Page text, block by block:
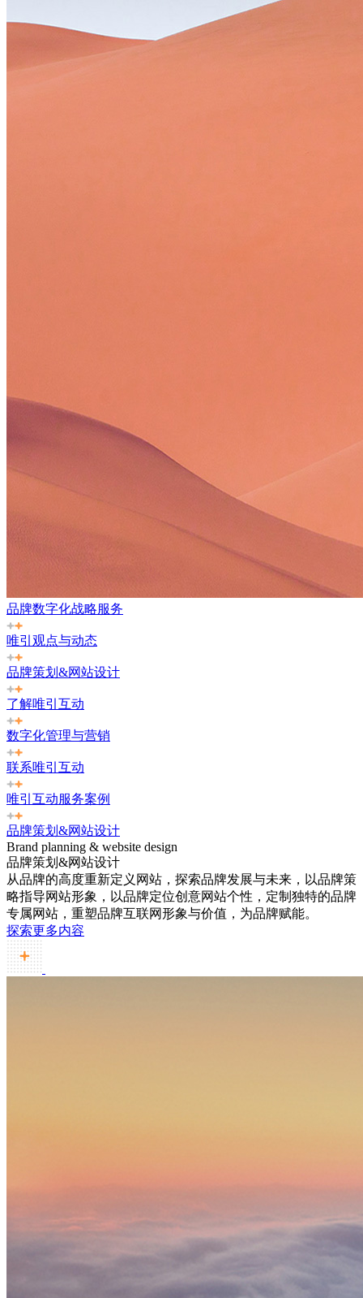
品牌数字化战略服务
唯引观点与动态
品牌策划&网站设计
了解唯引互动
数字化管理与营销
联系唯引互动
唯引互动服务案例
品牌策划&网站设计
Brand planning & website design
品牌策划&网站设计
从品牌的高度重新定义网站，探索品牌发展与未来，以品牌策
略指导网站形象，以品牌定位创意网站个性，定制独特的品牌
专属网站，重塑品牌互联网形象与价值，为品牌赋能。
探索更多内容